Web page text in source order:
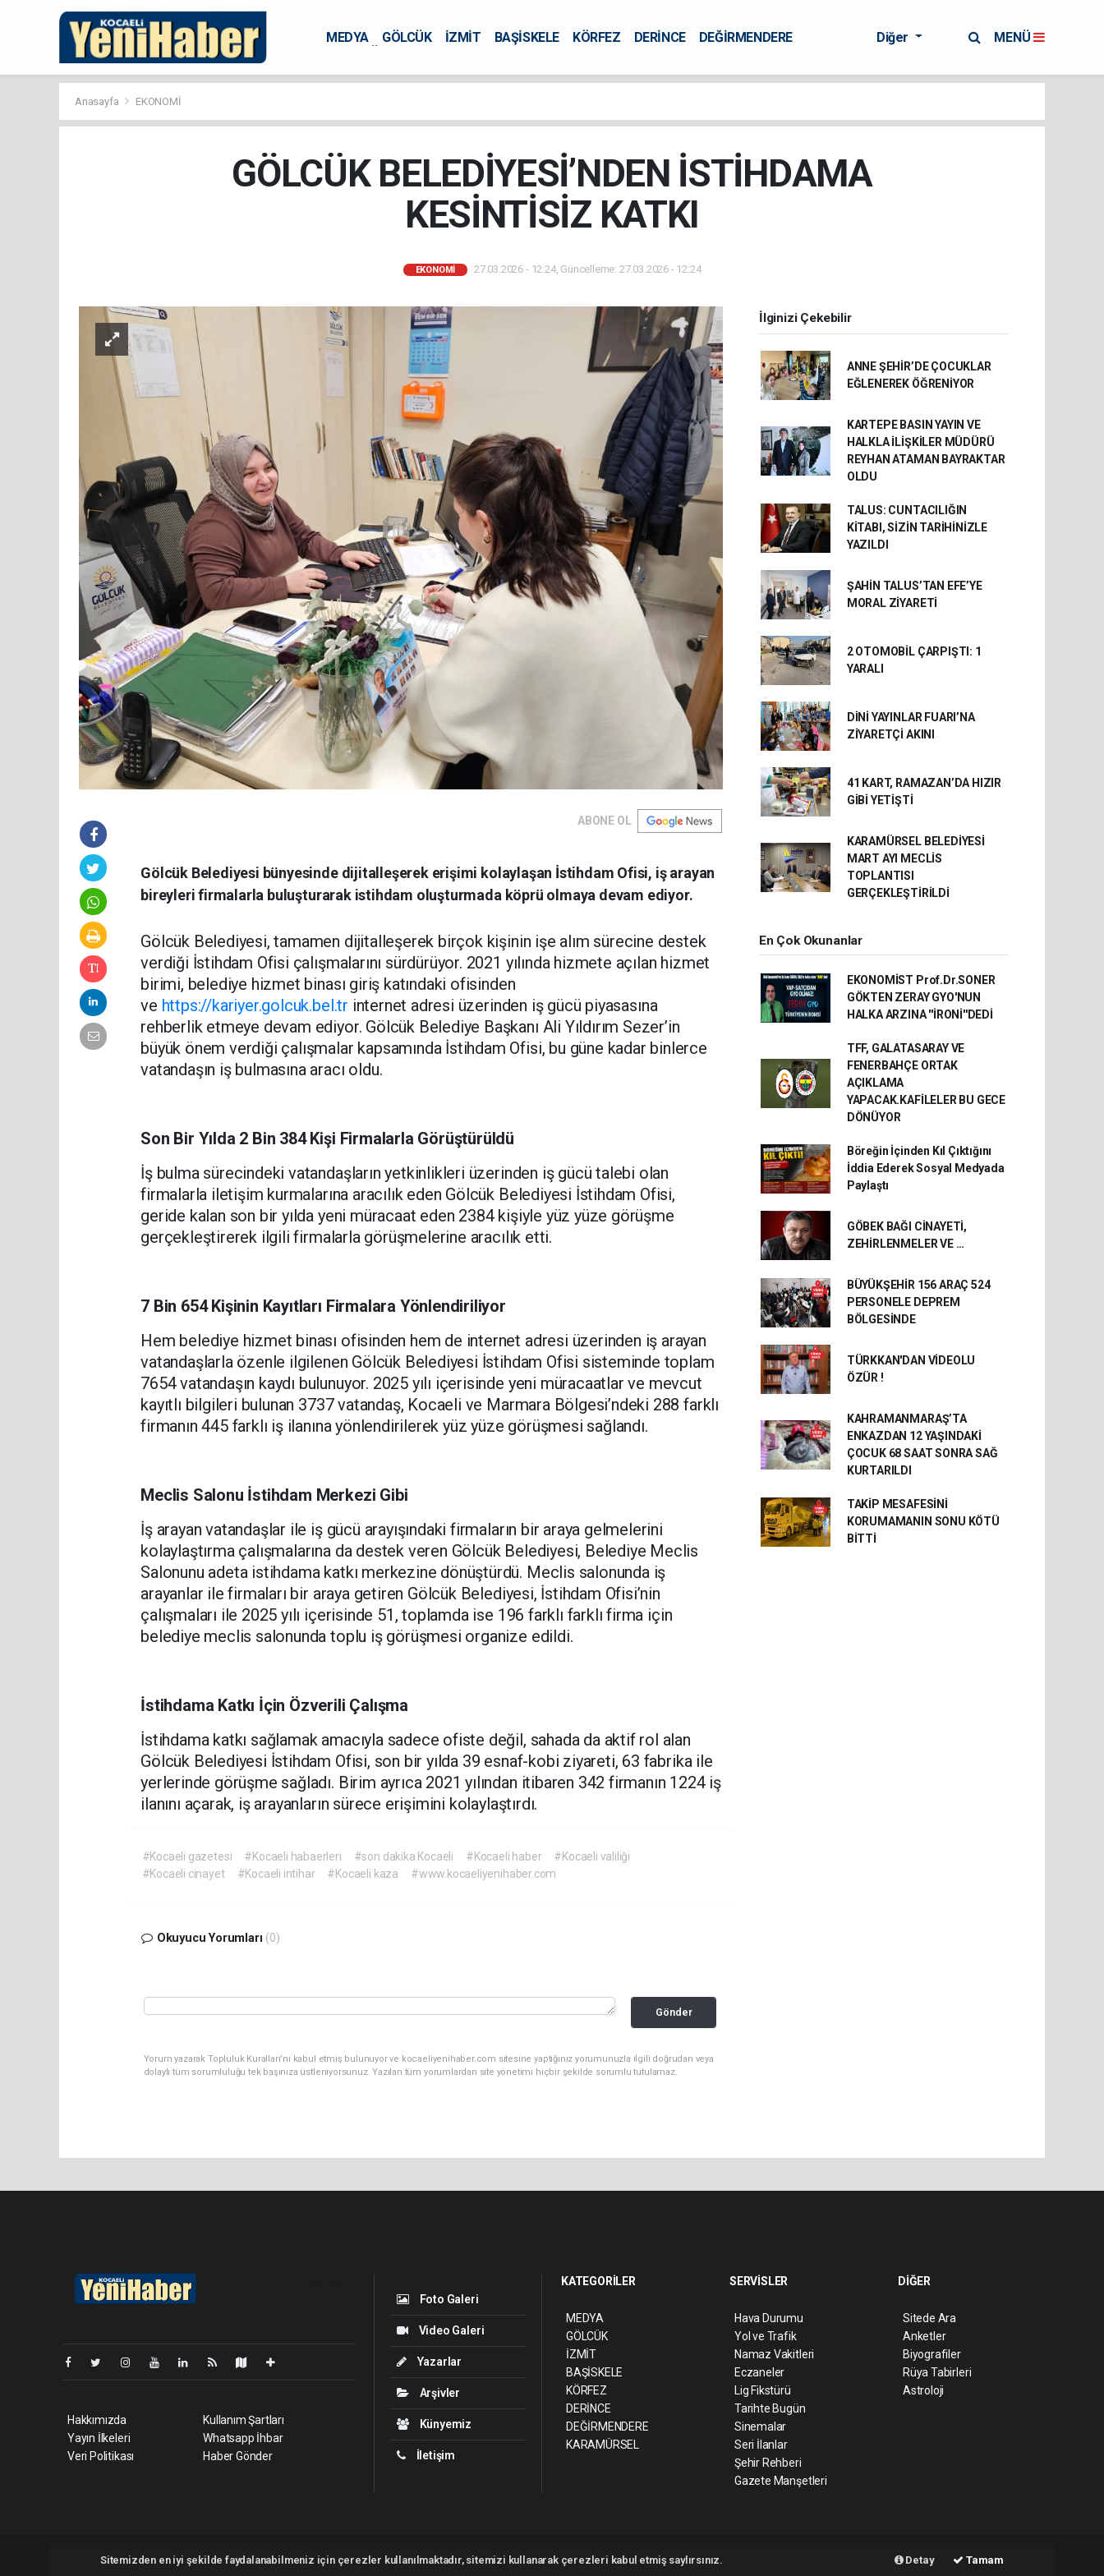
MEDYA GÖLCÜK İZMİT BAŞİSKELE KÖRFEZ DERİNCE
DEĞİRMENDERE
Diğer MENÜ
Anasayfa EKONOMİ
GÖLCÜK BELEDİYESİ’NDEN İSTİHDAMA
KESİNTİSİZ KATKI
EKONOMİ 27.03.2026 - 12:24, Güncelleme: 27.03.2026 - 12:24
ABONE OL
Gölcük Belediyesi bünyesinde dijitalleşerek erişimi kolaylaşan İstihdam Ofisi, iş arayan
bireyleri firmalarla buluşturarak istihdam oluşturmada köprü olmaya devam ediyor.
Gölcük Belediyesi, tamamen dijitalleşerek birçok kişinin işe alım sürecine destek
verdiği İstihdam Ofisi çalışmalarını sürdürüyor. 2021 yılında hizmete açılan hizmet
birimi, belediye hizmet binası giriş katındaki ofisinden
ve https://kariyer.golcuk.bel.tr internet adresi üzerinden iş gücü piyasasına
rehberlik etmeye devam ediyor. Gölcük Belediye Başkanı Ali Yıldırım Sezer’in
büyük önem verdiği çalışmalar kapsamında İstihdam Ofisi, bu güne kadar binlerce
vatandaşın iş bulmasına aracı oldu.
Son Bir Yılda 2 Bin 384 Kişi Firmalarla Görüştürüldü
İş bulma sürecindeki vatandaşların yetkinlikleri üzerinden iş gücü talebi olan
firmalarla iletişim kurmalarına aracılık eden Gölcük Belediyesi İstihdam Ofisi,
geride kalan son bir yılda yeni müracaat eden 2384 kişiyle yüz yüze görüşme
gerçekleştirerek ilgili firmalarla görüşmelerine aracılık etti.
7 Bin 654 Kişinin Kayıtları Firmalara Yönlendiriliyor
Hem belediye hizmet binası ofisinden hem de internet adresi üzerinden iş arayan
vatandaşlarla özenle ilgilenen Gölcük Belediyesi İstihdam Ofisi sisteminde toplam
7654 vatandaşın kaydı bulunuyor. 2025 yılı içerisinde yeni müracaatlar ve mevcut
kayıtlı bilgileri bulunan 3737 vatandaş, Kocaeli ve Marmara Bölgesi’ndeki 288 farklı
firmanın 445 farklı iş ilanına yönlendirilerek yüz yüze görüşmesi sağlandı.
Meclis Salonu İstihdam Merkezi Gibi
İş arayan vatandaşlar ile iş gücü arayışındaki firmaların bir araya gelmelerini
kolaylaştırma çalışmalarına da destek veren Gölcük Belediyesi, Belediye Meclis
Salonunu adeta istihdama katkı merkezine dönüştürdü. Meclis salonunda iş
arayanlar ile firmaları bir araya getiren Gölcük Belediyesi, İstihdam Ofisi’nin
çalışmaları ile 2025 yılı içerisinde 51, toplamda ise 196 farklı farklı firma için
belediye meclis salonunda toplu iş görüşmesi organize edildi.
İstihdama Katkı İçin Özverili Çalışma
İstihdama katkı sağlamak amacıyla sadece ofiste değil, sahada da aktif rol alan
Gölcük Belediyesi İstihdam Ofisi, son bir yılda 39 esnaf-kobi ziyareti, 63 fabrika ile
yerlerinde görüşme sağladı. Birim ayrıca 2021 yılından itibaren 342 firmanın 1224 iş
ilanını açarak, iş arayanların sürece erişimini kolaylaştırdı.
#Kocaeli gazetesi #Kocaeli habaerleri #son dakika Kocaeli #Kocaeli haber
#Kocaeli valiliği
#Kocaeli cinayet
#Kocaeli intihar #Kocaeli kaza #www.kocaeliyenihaber.com
Okuyucu Yorumları (0)
Gönder
Yorum yazarak Topluluk Kuralları’nı kabul etmiş bulunuyor ve kocaeliyenihaber.com sitesine yaptığınız yorumunuzla ilgili doğrudan veya
dolaylı tüm sorumluluğu tek başınıza üstleniyorsunuz. Yazılan tüm yorumlardan site yönetimi hiçbir şekilde sorumlu tutulamaz.
İlginizi Çekebilir
ANNE ŞEHİR’DE ÇOCUKLAR
EĞLENEREK ÖĞRENİYOR
KARTEPE BASIN YAYIN VE
HALKLA İLİŞKİLER MÜDÜRÜ
REYHAN ATAMAN BAYRAKTAR
OLDU
TALUS: CUNTACILIĞIN
KİTABI, SİZİN TARİHİNİZLE
YAZILDI
ŞAHİN TALUS’TAN EFE’YE
MORAL ZİYARETİ
2 OTOMOBİL ÇARPIŞTI: 1
YARALI
DİNİ YAYINLAR FUARI’NA
ZİYARETÇİ AKINI
41 KART, RAMAZAN’DA HIZIR
GİBİ YETİŞTİ
KARAMÜRSEL BELEDİYESİ
MART AYI MECLİS
TOPLANTISI
GERÇEKLEŞTİRİLDİ
En Çok Okunanlar
EKONOMİST Prof.Dr.SONER
GÖKTEN ZERAY GYO'NUN
HALKA ARZINA ''İRONİ''DEDİ
TFF, GALATASARAY VE
FENERBAHÇE ORTAK
AÇIKLAMA
YAPACAK.KAFİLELER BU GECE
DÖNÜYOR
Böreğin İçinden Kıl Çıktığını
İddia Ederek Sosyal Medyada
Paylaştı
GÖBEK BAĞI CİNAYETİ,
ZEHİRLENMELER VE …
BÜYÜKŞEHİR 156 ARAÇ 524
PERSONELE DEPREM
BÖLGESİNDE
TÜRKKAN'DAN VİDEOLU
ÖZÜR !
KAHRAMANMARAŞ’TA
ENKAZDAN 12 YAŞINDAKİ
ÇOCUK 68 SAAT SONRA SAĞ
KURTARILDI
TAKİP MESAFESİNİ
KORUMAMANIN SONU KÖTÜ
BİTTİ
Sitemizden en iyi şekilde faydalanabilmeniz için çerezler kullanılmaktadır, sitemizi kullanarak çerezleri kabul etmiş saylırsınız. Detay Tamam
Hakkımızda
Yayın İlkeleri
Veri Politikası
Kullanım Şartları
Whatsapp İhbar
Haber Gönder
Foto Galeri
Video Galeri
Yazarlar
Arşivler
Künyemiz
İletişim
KATEGORİLER
MEDYA
GÖLCÜK
İZMİT
BAŞİSKELE
KÖRFEZ
DERİNCE
DEĞİRMENDERE
KARAMÜRSEL
SERVİSLER
Hava Durumu
Yol ve Trafik
Namaz Vakitleri
Eczaneler
Lig Fikstürü
Tarihte Bugün
Sinemalar
Seri İlanlar
Şehir Rehberi
Gazete Manşetleri
DİĞER
Sitede Ara
Anketler
Biyografiler
Rüya Tabirleri
Astroloji
Kocaeliyenihaber.com Tüm hakları saklı tutulmaktadır. Copyright 2026 ©haber yazılımıhaber paketi haber scriptihaber yazılımhaber script Haber Yazılımı: Web Aksiyon ®